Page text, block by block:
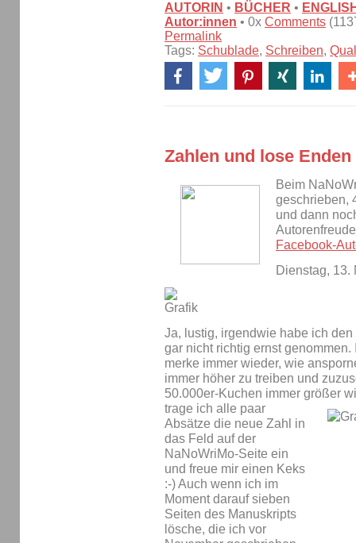
AUTORIN • BÜCHER •
Autor:innen • 0x Comments
Permalink
Tags: Schublade, Schreiben,
Zahlen und lose Enden
Beim
geschrieben,
und dann
Facebook-
Dienstag, 13.
Ja, lustig, irgendwie habe ich
gar nicht richtig ernst
merke immer wieder, wie
immer höher zu treiben und
50.000er-Kuchen immer größer
trage ich alle paar
Absätze die neue Zahl in
das Feld auf der
NaNoWriMo-Seite ein
und freue mir einen Keks
:-) Auch wenn ich im
Moment darauf sieben
Seiten des Manuskripts
lösche, die ich vor